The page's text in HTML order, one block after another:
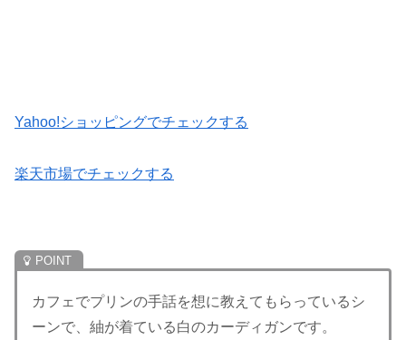
Yahoo!ショッピングでチェックする
楽天市場でチェックする
カフェでプリンの手話を想に教えてもらっているシ
ーンで、紬が着ている白のカーディガンです。